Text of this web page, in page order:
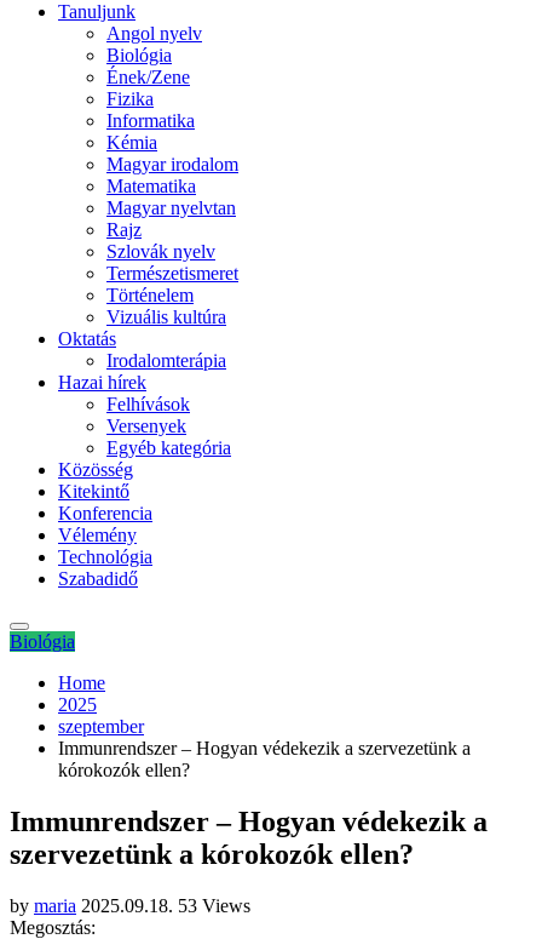
Tanuljunk
Angol nyelv
Biológia
Ének/Zene
Fizika
Informatika
Kémia
Magyar irodalom
Matematika
Magyar nyelvtan
Rajz
Szlovák nyelv
Természetismeret
Történelem
Vizuális kultúra
Oktatás
Irodalomterápia
Hazai hírek
Felhívások
Versenyek
Egyéb kategória
Közösség
Kitekintő
Konferencia
Vélemény
Technológia
Szabadidő
Biológia
Home
2025
szeptember
Immunrendszer – Hogyan védekezik a szervezetünk a
kórokozók ellen?
Immunrendszer – Hogyan védekezik a
szervezetünk a kórokozók ellen?
by maria 2025.09.18. 53 Views
Megosztás: